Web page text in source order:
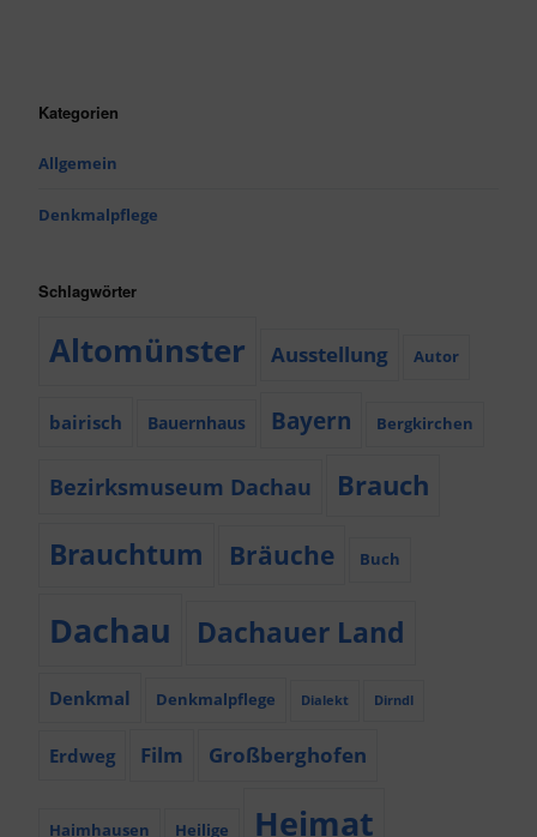
Kategorien
Allgemein
Denkmalpflege
Schlagwörter
Altomünster Ausstellung Autor
bairisch Bauernhaus Bayern Bergkirchen
Bezirksmuseum Dachau Brauch
Brauchtum Bräuche Buch
Dachau Dachauer Land
Denkmal Denkmalpflege Dialekt Dirndl
Erdweg Film Großberghofen
Haimhausen Heilige Heimat